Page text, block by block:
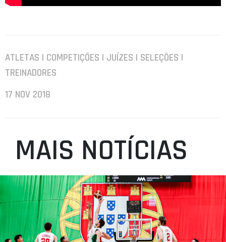
ATLETAS | COMPETIÇÕES | JUÍZES | SELEÇÕES |
TREINADORES
17 NOV 2018
MAIS NOTÍCIAS